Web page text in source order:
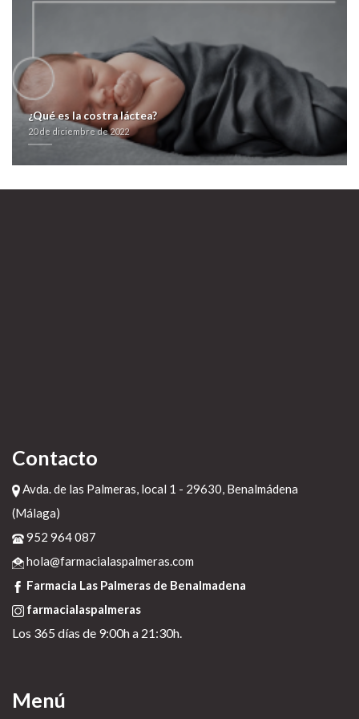
comprar levotiroxina medicamento paypal
https://farmacialaspalmeras.com/laspalmerasmed-compra-generico-
fluconazol/
kamagra oral jelly gratisPaises pregabalina sin receta
20 de diciembre de
2022
¿Qué es la costra láctea?
20 de diciembre de 2022
Contacto
Avda. de las Palmeras, local 1 - 29630, Benalmádena
(Málaga)
952 964 087
hola@farmacialaspalmeras.com
Farmacia Las Palmeras de Benalmadena
farmacialaspalmeras
Los 365 días de 9:00h a 21:30h.
Menú